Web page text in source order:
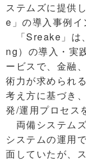
ステムズに提供
e」の導入事例イ
「Sreake」は
ng）の導入・実
ービスで、金融
術力が求められ
考え方に基づき
発/運用プロセス
両備システム
システムの運用
面していたが、